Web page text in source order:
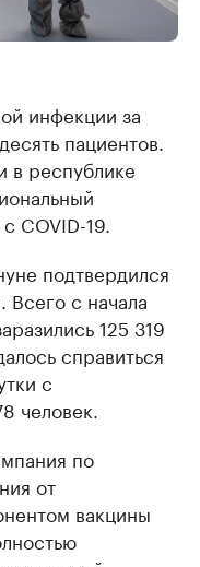
инфекции за
пациентов.
в республике
COVID-19.
подтвердился
с начала
125 319
справиться
с
человек.
по
от
вакцины